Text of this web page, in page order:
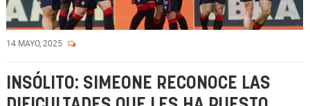
14 MAYO, 2025
INSÓLITO: SIMEONE RECONOCE LAS